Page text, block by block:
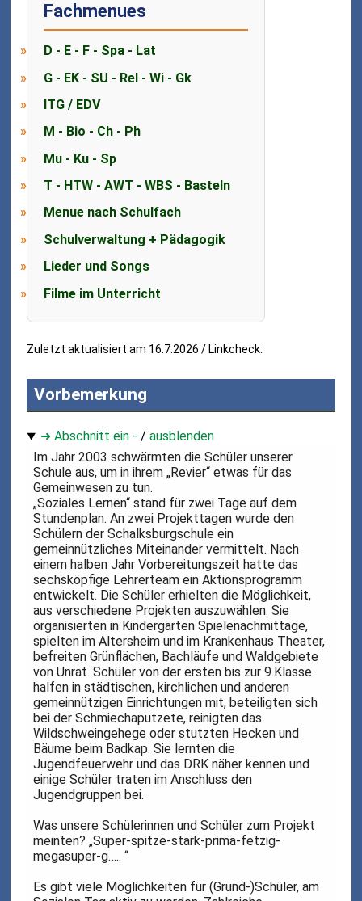
Fachmenues
D - E - F - Spa - Lat
G - EK - SU - Rel - Wi - Gk
ITG / EDV
M - Bio - Ch - Ph
Mu - Ku - Sp
T - HTW - AWT - WBS - Basteln
Menue nach Schulfach
Schulverwaltung + Pädagogik
Lieder und Songs
Filme im Unterricht
Zuletzt aktualisiert am 16.7.2026 / Linkcheck:
Vorbemerkung
➜ Abschnitt ein - /ausblenden
Im Jahr 2003 schwärmten die Schüler unserer
Schule aus, um in ihrem „Revier“ etwas für das
Gemeinwesen zu tun.
„Soziales Lernen“ stand für zwei Tage auf dem
Stundenplan. An zwei Projekttagen wurde den
Schülern der Schalksburgschule ein
gemeinnützliches Miteinander vermittelt. Nach
einem halben Jahr Vorbereitungszeit hatte das
sechsköpfige Lehrerteam ein Aktionsprogramm
entwickelt. Die Schüler erhielten die Möglichkeit,
aus verschiedene Projekten auszuwählen. Sie
organisierten in Kindergärten Spielenachmittage,
spielten im Altersheim und im Krankenhaus Theater,
befreiten Grünflächen, Bachläufe und Waldgebiete
von Unrat. Schüler von der ersten bis zur 9.Klasse
halfen in städtischen, kirchlichen und anderen
gemeinnützigen Einrichtungen mit, beteiligten sich
bei der Schmiechaputzete, reinigten das
Wildschweingehege oder stutzten Hecken und
Bäume beim Badkap. Sie lernten die
Jugendfeuerwehr und das DRK näher kennen und
einige Schüler traten im Anschluss den
Jugendgruppen bei.
Was unsere Schülerinnen und Schüler zum Projekt
meinten? „Super-spitze-stark-prima-fetzig-
megasuper-g….. “
Es gibt viele Möglichkeiten für (Grund-)Schüler, am